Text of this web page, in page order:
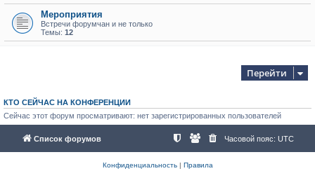
Мероприятия
Встречи форумчан и не только
Темы: 12
Перейти
КТО СЕЙЧАС НА КОНФЕРЕНЦИИ
Сейчас этот форум просматривают: нет зарегистрированных пользователей
Список форумов Часовой пояс: UTC
Конфиденциальность| Правила